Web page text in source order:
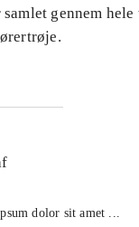
gennem hele
dolor sit amet ...